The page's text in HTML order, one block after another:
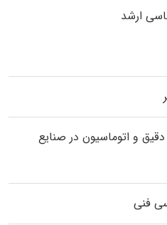
ارشد
و اتوماسیون در صنایع
فنی